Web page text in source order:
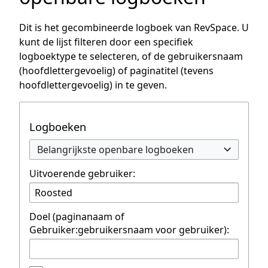
Dit is het gecombineerde logboek van RevSpace. U
kunt de lijst filteren door een specifiek
logboektype te selecteren, of de gebruikersnaam
(hoofdlettergevoelig) of paginatitel (tevens
hoofdlettergevoelig) in te geven.
Logboeken
Belangrijkste openbare logboeken
Uitvoerende gebruiker:
Doel (paginanaam of
Gebruiker:gebruikersnaam voor gebruiker):